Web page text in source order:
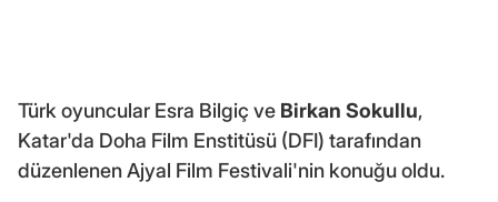
Türk oyuncular Esra Bilgiç ve Birkan Sokullu,
Katar'da Doha Film Enstitüsü (DFI) tarafından
düzenlenen Ajyal Film Festivali'nin konuğu oldu.